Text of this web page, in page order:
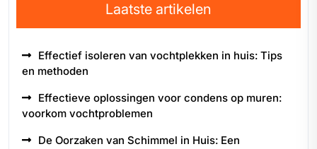
Laatste artikelen
Effectief isoleren van vochtplekken in huis: Tips
en methoden
Effectieve oplossingen voor condens op muren:
voorkom vochtproblemen
De Oorzaken van Schimmel in Huis: Een